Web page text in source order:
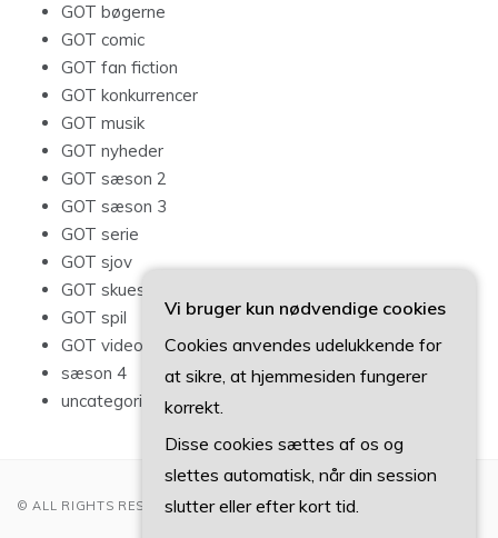
GOT bøgerne
GOT comic
GOT fan fiction
GOT konkurrencer
GOT musik
GOT nyheder
GOT sæson 2
GOT sæson 3
GOT serie
GOT sjov
GOT skuespillere
GOT spil
GOT videoer
sæson 4
uncategorized
© ALL RIGHTS RESERVED 2022
Vi bruger kun nødvendige cookies
Cookies anvendes udelukkende for
at sikre, at hjemmesiden fungerer
korrekt.
Disse cookies sættes af os og
slettes automatisk, når din session
slutter eller efter kort tid.